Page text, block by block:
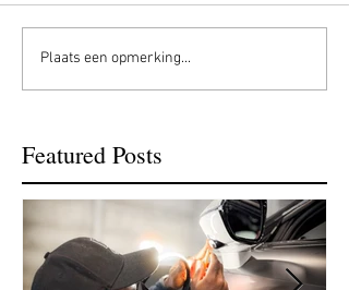
Plaats een opmerking...
Featured Posts